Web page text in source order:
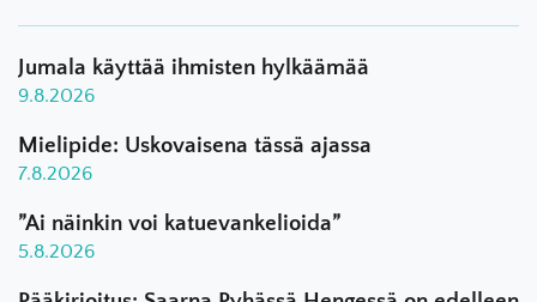
Jumala käyttää ihmisten hylkäämää
9.8.2026
Mielipide: Uskovaisena tässä ajassa
7.8.2026
”Ai näinkin voi katuevankelioida”
5.8.2026